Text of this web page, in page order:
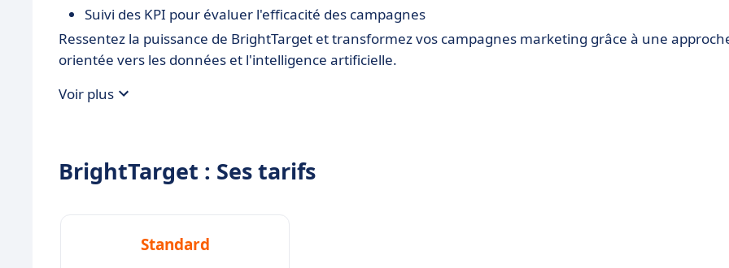
Suivi des KPI pour évaluer l'efficacité des campagnes
Ressentez la puissance de BrightTarget et transformez vos campagnes marketing grâce à une
orientée vers les données et l'intelligence artificielle.
Voir plus
BrightTarget : Ses tarifs
Standard